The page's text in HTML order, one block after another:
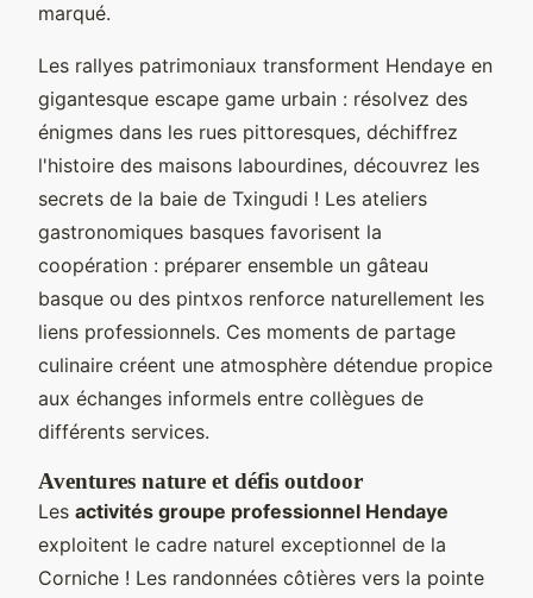
marqué.
Les rallyes patrimoniaux transforment Hendaye en
gigantesque escape game urbain : résolvez des
énigmes dans les rues pittoresques, déchiffrez
l'histoire des maisons labourdines, découvrez les
secrets de la baie de Txingudi ! Les ateliers
gastronomiques basques favorisent la
coopération : préparer ensemble un gâteau
basque ou des pintxos renforce naturellement les
liens professionnels. Ces moments de partage
culinaire créent une atmosphère détendue propice
aux échanges informels entre collègues de
différents services.
Aventures nature et défis outdoor
Les activités groupe professionnel Hendaye
exploitent le cadre naturel exceptionnel de la
Corniche ! Les randonnées côtières vers la pointe